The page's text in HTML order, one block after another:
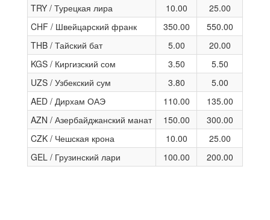
TRY / Турецкая лира
10.00
25.00
CHF / Швейцарский франк
350.00
550.00
THB / Тайский бат
5.00
20.00
KGS / Киргизский сом
3.50
5.50
UZS / Узбекский сум
3.80
5.00
AED / Дирхам ОАЭ
110.00
135.00
AZN / Азербайджанский манат
150.00
300.00
CZK / Чешская крона
10.00
25.00
GEL / Грузинский лари
100.00 200.00